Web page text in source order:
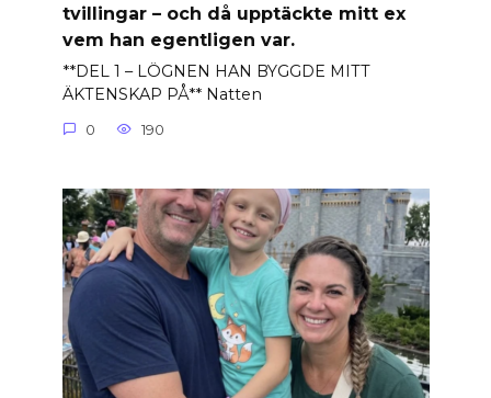
tvillingar – och då upptäckte mitt ex
vem han egentligen var.
**DEL 1 – LÖGNEN HAN BYGGDE MITT
ÄKTENSKAP PÅ** Natten
0 190